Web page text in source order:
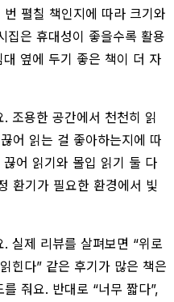
펼칠 책인지에 따라 크기와
집은 휴대성이 좋을수록 활용
옆에 두기 좋은 책이 더 자
조용한 공간에서 천천히 읽
어 읽는 걸 좋아하는지에 따
어 읽기와 몰입 읽기 둘 다
환기가 필요한 환경에서 빛
실제 리뷰를 살펴보면 “위로
힌다” 같은 후기가 많은 책은
줘요. 반대로 “너무 짧다”,